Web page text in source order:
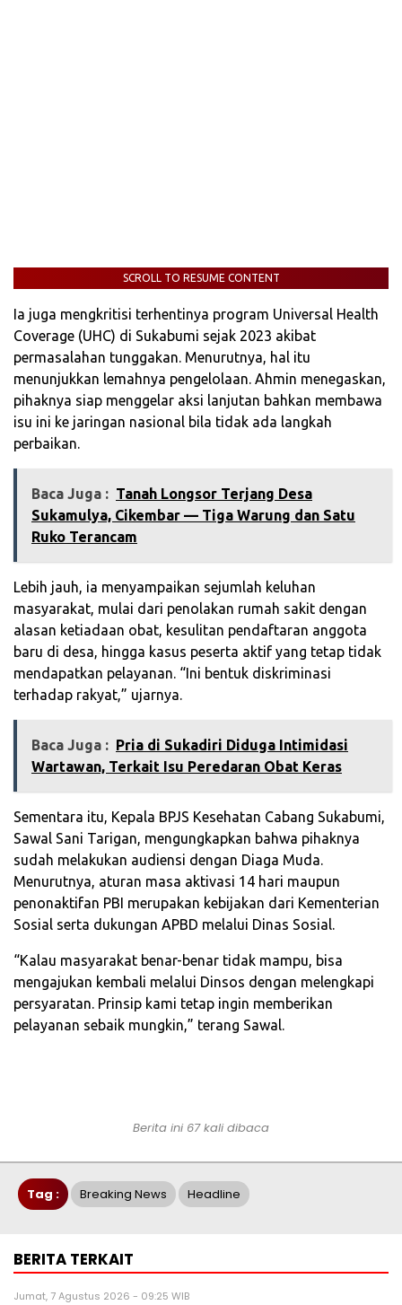
SCROLL TO RESUME CONTENT
Ia juga mengkritisi terhentinya program Universal Health
Coverage (UHC) di Sukabumi sejak 2023 akibat
permasalahan tunggakan. Menurutnya, hal itu
menunjukkan lemahnya pengelolaan. Ahmin menegaskan,
pihaknya siap menggelar aksi lanjutan bahkan membawa
isu ini ke jaringan nasional bila tidak ada langkah
perbaikan.
Baca Juga : ‎Tanah Longsor Terjang Desa
Sukamulya, Cikembar — Tiga Warung dan Satu
Ruko Terancam‎
Lebih jauh, ia menyampaikan sejumlah keluhan
masyarakat, mulai dari penolakan rumah sakit dengan
alasan ketiadaan obat, kesulitan pendaftaran anggota
baru di desa, hingga kasus peserta aktif yang tetap tidak
mendapatkan pelayanan. “Ini bentuk diskriminasi
terhadap rakyat,” ujarnya.
Baca Juga : Pria di Sukadiri Diduga Intimidasi
Wartawan, Terkait Isu Peredaran Obat Keras
Sementara itu, Kepala BPJS Kesehatan Cabang Sukabumi,
Sawal Sani Tarigan, mengungkapkan bahwa pihaknya
sudah melakukan audiensi dengan Diaga Muda.
Menurutnya, aturan masa aktivasi 14 hari maupun
penonaktifan PBI merupakan kebijakan dari Kementerian
Sosial serta dukungan APBD melalui Dinas Sosial.
“Kalau masyarakat benar-benar tidak mampu, bisa
mengajukan kembali melalui Dinsos dengan melengkapi
persyaratan. Prinsip kami tetap ingin memberikan
pelayanan sebaik mungkin,” terang Sawal.
Berita ini 67 kali dibaca
Tag : Breaking News Headline
BERITA TERKAIT
Jumat, 7 Agustus 2026 - 09:25 WIB